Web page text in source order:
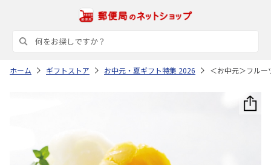
ホーム ギフトストア お中元・夏ギフト特集 2026 ＜お中元＞フルー